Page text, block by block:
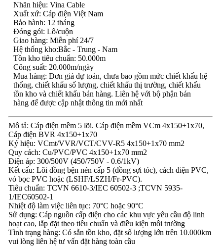
Nhãn hiệu: Vina Cable
Xuất xứ: Cáp điện Việt Nam
Bảo hành: 12 tháng
Đóng gói: Lô/cuộn
Giao hàng: Miễn phí 24/7
Hệ thống kho:Bắc - Trung - Nam
Tồn kho tiêu chuẩn: 50.000m
Công suất: 20.000m/ngày
Mua hàng: Đơn giá dự toán, chưa bao gồm mức chiết khấu hệ
thống, chiết khấu số lượng, chiết khấu thị trường, chiết khấu
tồn kho và chiết khấu bán hàng. Liên hệ với bộ phận bán
hàng để được cập nhật thông tin mới nhất
Mô tả: Cáp điện mềm 5 lõi. Cáp điện mềm VCm 4x150+1x70,
Cáp điện BVR 4x150+1x70
Ký hiệu: VCmt/VVR/VCT/CVV-R5 4x150+1x70 mm2
Quy cách: Cu/PVC/PVC 4x150+1x70 mm2
Điện áp: 300/500V (450/750V - 0.6/1kV)
Kết cấu: Lõi đồng bện nén cấp 5 (đồng sợi tóc), cách điện PVC,
vỏ bọc PVC hoặc (LSHF/LSZH/Fr-PVC).
Tiêu chuẩn: TCVN 6610-3/IEC 60502-3 ;TCVN 5935-
1/IEC60502-1
Nhiệt độ làm việc liên tục: 70°C hoặc 90°C
Sử dụng: Cáp nguồn cấp điện cho các khu vực yêu cầu độ linh
hoạt cao, lắp đặt theo tiêu chuẩn và điều kiện môi trường
Tình trạng hàng: Có sẵn tồn kho, đặt số lượng lớn trên 10.000km
vui lòng liên hệ tư vấn đặt hàng toàn cầu